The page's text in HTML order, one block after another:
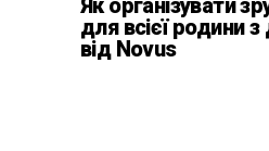
Як організувати
для всієї родини
від Novus